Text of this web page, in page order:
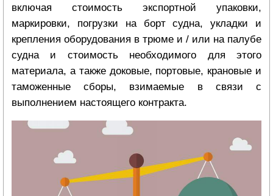
включая стоимость экспортной упаковки,
маркировки, погрузки на борт судна, укладки и
крепления оборудования в трюме и / или на палубе
судна и стоимость необходимого для этого
материала, а также доковые, портовые, крановые и
таможенные сборы, взимаемые в связи с
выполнением настоящего контракта.